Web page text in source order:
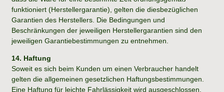
funktioniert (Herstellergarantie), gelten die diesbezüglichen
Garantien des Herstellers. Die Bedingungen und
Beschränkungen der jeweiligen Herstellergarantien sind den
jeweiligen Garantiebestimmungen zu entnehmen.
14. Haftung
Soweit es sich beim Kunden um einen Verbraucher handelt
gelten die allgemeinen gesetzlichen Haftungsbestimmungen.
Eine Haftung für leichte Fahrlässigkeit wird ausgeschlossen.